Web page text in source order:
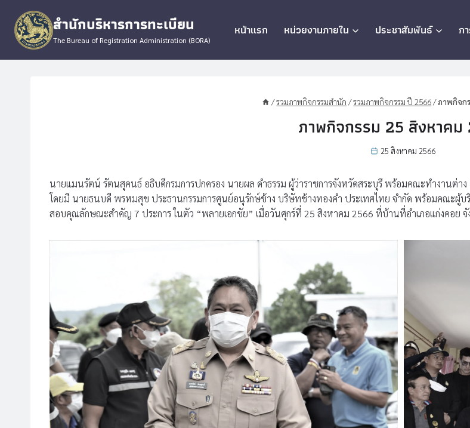
content
สำนักบริหารการทะเบียน
The Bureau of Registration Administration (BORA)
หน้าแรก หน่วยงานภายใน ประชาสัมพันธ์ ก
/รวมภาพกิจกรรมสำนัก /รวมภาพกิจกรรม ปี 2566/ภาพกิจก
ภาพกิจกรรม 25 สิงหาคม
25 สิงหาคม 2566
นายแมนรัตน์ รัตนสุคนธ์ อธิบดีกรมการปกครอง นายผล ดำธรรม ผู้ว่าราชการจังหวัดสระบุรี พร้อมคณะทำงานต่
โดยมี นายธนบดี พรหมสุข ประธานกรรมการศูนย์อนุรักษ์ช้าง บริษัทช้างทองคำ ประเทศไทย จำกัด พร้อมคณะผู้
สอบคุณลักษณะสำคัญ 7 ประการ ในตัว “พลายเอกชัย” เมื่อวันศุกร์ที่ 25 สิงหาคม 2566 ที่บ้านที่อำเภอแก่งคอย จั